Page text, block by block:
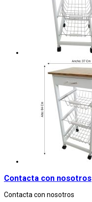
Contacta con nosotros
Contacta con nosotros